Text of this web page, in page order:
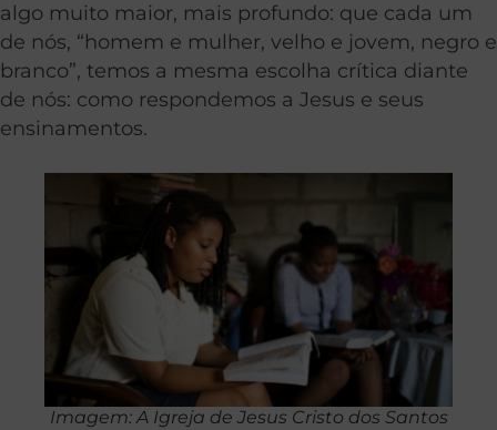
algo muito maior, mais profundo: que cada um
de nós, “homem e mulher, velho e jovem, negro e
branco”, temos a mesma escolha crítica diante
de nós: como respondemos a Jesus e seus
ensinamentos.
Imagem: A Igreja de Jesus Cristo dos Santos